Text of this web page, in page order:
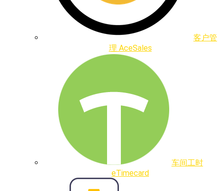
客户管
理 AceSales
车间工时
eTimecard